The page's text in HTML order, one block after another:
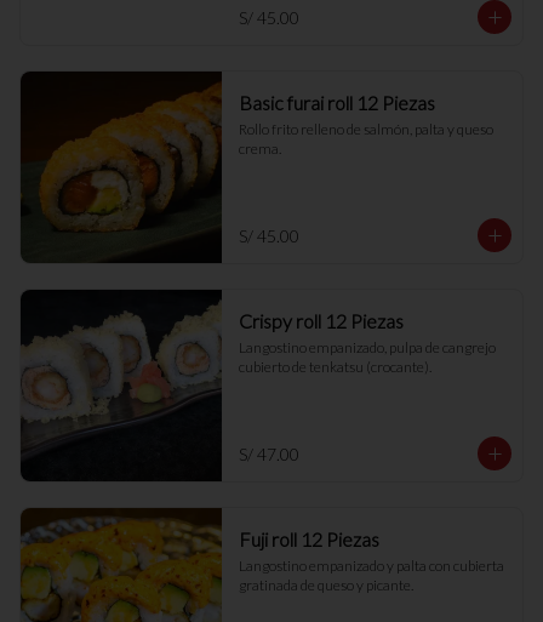
S/ 45.00
Basic furai roll 12 Piezas
Rollo frito relleno de salmón, palta y queso
crema.
S/ 45.00
Crispy roll 12 Piezas
Langostino empanizado, pulpa de cangrejo
cubierto de tenkatsu (crocante).
S/ 47.00
Fuji roll 12 Piezas
Langostino empanizado y palta con cubierta
gratinada de queso y picante.